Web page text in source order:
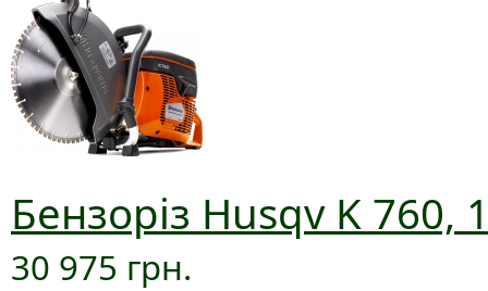
Бензоріз Husqv K 760,
30 975 грн.